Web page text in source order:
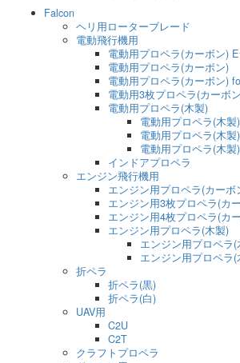
Falcon
ヘリ用ローターブレード
電動飛行機用
電動用プロペラ(カーボン)
電動用プロペラ(カーボン)
電動用プロペラ(カーボン)
電動用3枚プロペラ(カーボ
電動用プロペラ(木製)
電動用プロペラ(木
電動用プロペラ(木製
電動用プロペラ(木製
インドアプロペラ
エンジン飛行機用
エンジン用プロペラ(カーボ
エンジン用3枚プロペラ(カ
エンジン用4枚プロペラ(カ
エンジン用プロペラ(木製)
エンジン用プロペラ
エンジン用プロペラ(
折ペラ
折ペラ(黒)
折ペラ(白)
UAV用
C2U
C2T
クラフトプロペラ